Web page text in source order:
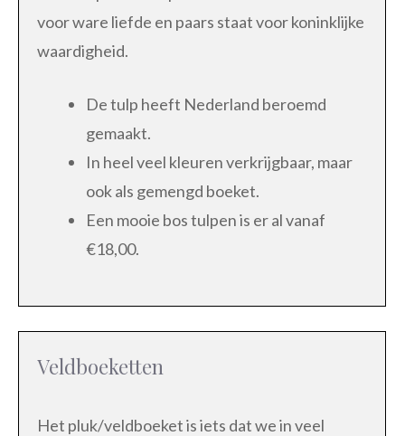
voor ware liefde en paars staat voor koninklijke
waardigheid.
De tulp heeft Nederland beroemd
gemaakt.
In heel veel kleuren verkrijgbaar, maar
ook als gemengd boeket.
Een mooie bos tulpen is er al vanaf
€18,00.
Veldboeketten
Het pluk/veldboeket is iets dat we in veel